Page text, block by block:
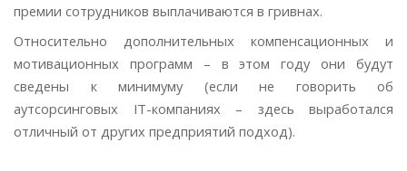
премии сотрудников выплачиваются в гривнах.
Относительно дополнительных компенсационных и
мотивационных программ – в этом году они будут
сведены к минимуму (если не говорить об
аутсорсинговых IT-компаниях – здесь выработался
отличный от других предприятий подход).